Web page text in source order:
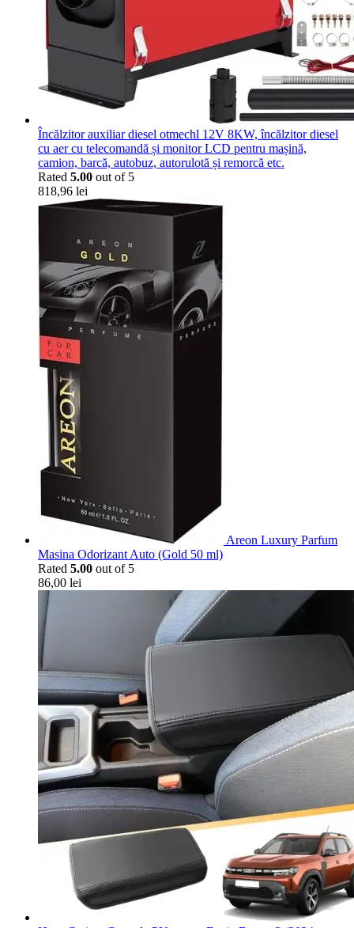
Încălzitor auxiliar diesel otmechl 12V 8KW, încălzitor diesel
cu aer cu telecomandă și monitor LCD pentru mașină,
camion, barcă, autobuz, autorulotă și remorcă etc.
Rated 5.00 out of 5
818,96 lei
Areon Luxury Parfum
Masina Odorizant Auto (Gold 50 ml)
Rated 5.00 out of 5
86,00 lei